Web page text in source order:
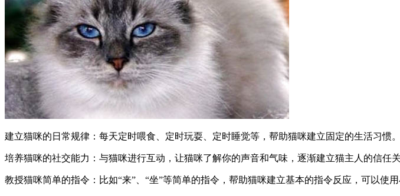
建立猫咪的日常规律：每天定时喂食、定时玩耍、定时睡觉等，帮助猫咪建立固定的生活习惯。
培养猫咪的社交能力：与猫咪进行互动，让猫咪了解你的声音和气味，逐渐建立猫主人的信任
教授猫咪简单的指令：比如“来”、“坐”等简单的指令，帮助猫咪建立基本的指令反应，可以使